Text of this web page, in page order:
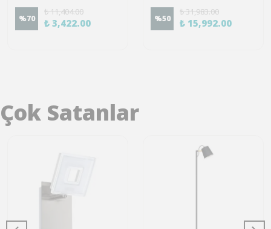
%70
₺ 11,404.00
₺ 3,422.00 %50
₺ 31,983.00
₺ 15,992.00
Çok Satanlar